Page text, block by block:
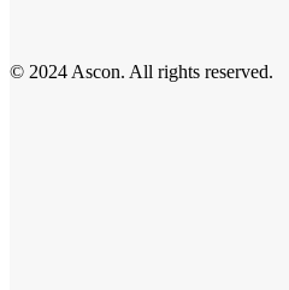
© 2024 Ascon. All rights reserved.